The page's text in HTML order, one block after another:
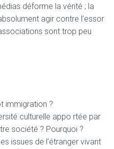
déforme la vérité ; la
agir contre l’essor
sont trop peu
immigration ?
culturelle appo rtée par
société ? Pourquoi ?
issues de l’étranger vivant